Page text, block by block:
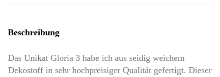
Beschreibung
Das Unikat Gloria 3 habe ich aus seidig weichem
Dekostoff in sehr hochpreisiger Qualität gefertigt. Dieser